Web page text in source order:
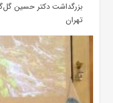
بزرگداشت دکتر حسین
تهران